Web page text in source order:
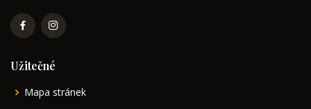
Užitečné
Mapa stránek